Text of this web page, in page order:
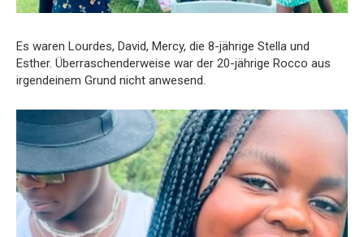
Es waren Lourdes, David, Mercy, die 8-jährige Stella und
Esther. Überraschenderweise war der 20-jährige Rocco aus
irgendeinem Grund nicht anwesend.